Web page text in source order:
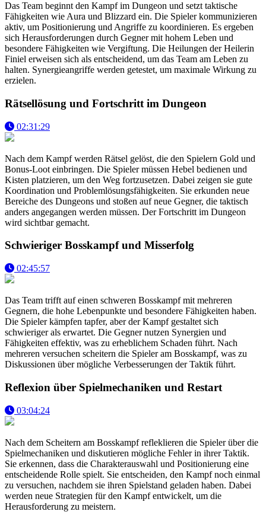
Das Team beginnt den Kampf im Dungeon und setzt taktische
Fähigkeiten wie Aura und Blizzard ein. Die Spieler kommunizieren
aktiv, um Positionierung und Angriffe zu koordinieren. Es ergeben
sich Herausforderungen durch Gegner mit hohem Leben und
besondere Fähigkeiten wie Vergiftung. Die Heilungen der Heilerin
Finiel erweisen sich als entscheidend, um das Team am Leben zu
halten. Synergieangriffe werden getestet, um maximale Wirkung zu
erzielen.
Rätsellösung und Fortschritt im Dungeon
02:31:29
Nach dem Kampf werden Rätsel gelöst, die den Spielern Gold und
Bonus-Loot einbringen. Die Spieler müssen Hebel bedienen und
Kisten platzieren, um den Weg fortzusetzen. Dabei zeigen sie gute
Koordination und Problemlösungsfähigkeiten. Sie erkunden neue
Bereiche des Dungeons und stoßen auf neue Gegner, die taktisch
anders angegangen werden müssen. Der Fortschritt im Dungeon
wird sichtbar gemacht.
Schwieriger Bosskampf und Misserfolg
02:45:57
Das Team trifft auf einen schweren Bosskampf mit mehreren
Gegnern, die hohe Lebenpunkte und besondere Fähigkeiten haben.
Die Spieler kämpfen tapfer, aber der Kampf gestaltet sich
schwieriger als erwartet. Die Gegner nutzen Synergien und
Fähigkeiten effektiv, was zu erheblichem Schaden führt. Nach
mehreren versuchen scheitern die Spieler am Bosskampf, was zu
Diskussionen über mögliche Verbesserungen der Taktik führt.
Reflexion über Spielmechaniken und Restart
03:04:24
Nach dem Scheitern am Bosskampf refleklieren die Spieler über die
Spielmechaniken und diskutieren mögliche Fehler in ihrer Taktik.
Sie erkennen, dass die Charakterauswahl und Positionierung eine
entscheidende Rolle spielt. Sie entscheiden, den Kampf noch einmal
zu versuchen, nachdem sie ihren Spielstand geladen haben. Dabei
werden neue Strategien für den Kampf entwickelt, um die
Herausforderung zu meistern.